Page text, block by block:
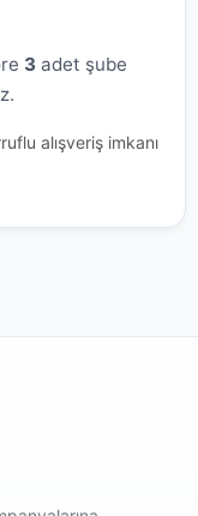
3 adet şube
alışveriş imkanı